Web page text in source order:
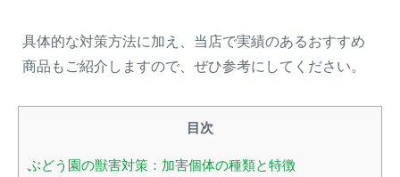
具体的な対策方法に加え、当店で実績のあるおすすめ
商品もご紹介しますので、ぜひ参考にしてください。
目次
ぶどう園の獣害対策：加害個体の種類と特徴